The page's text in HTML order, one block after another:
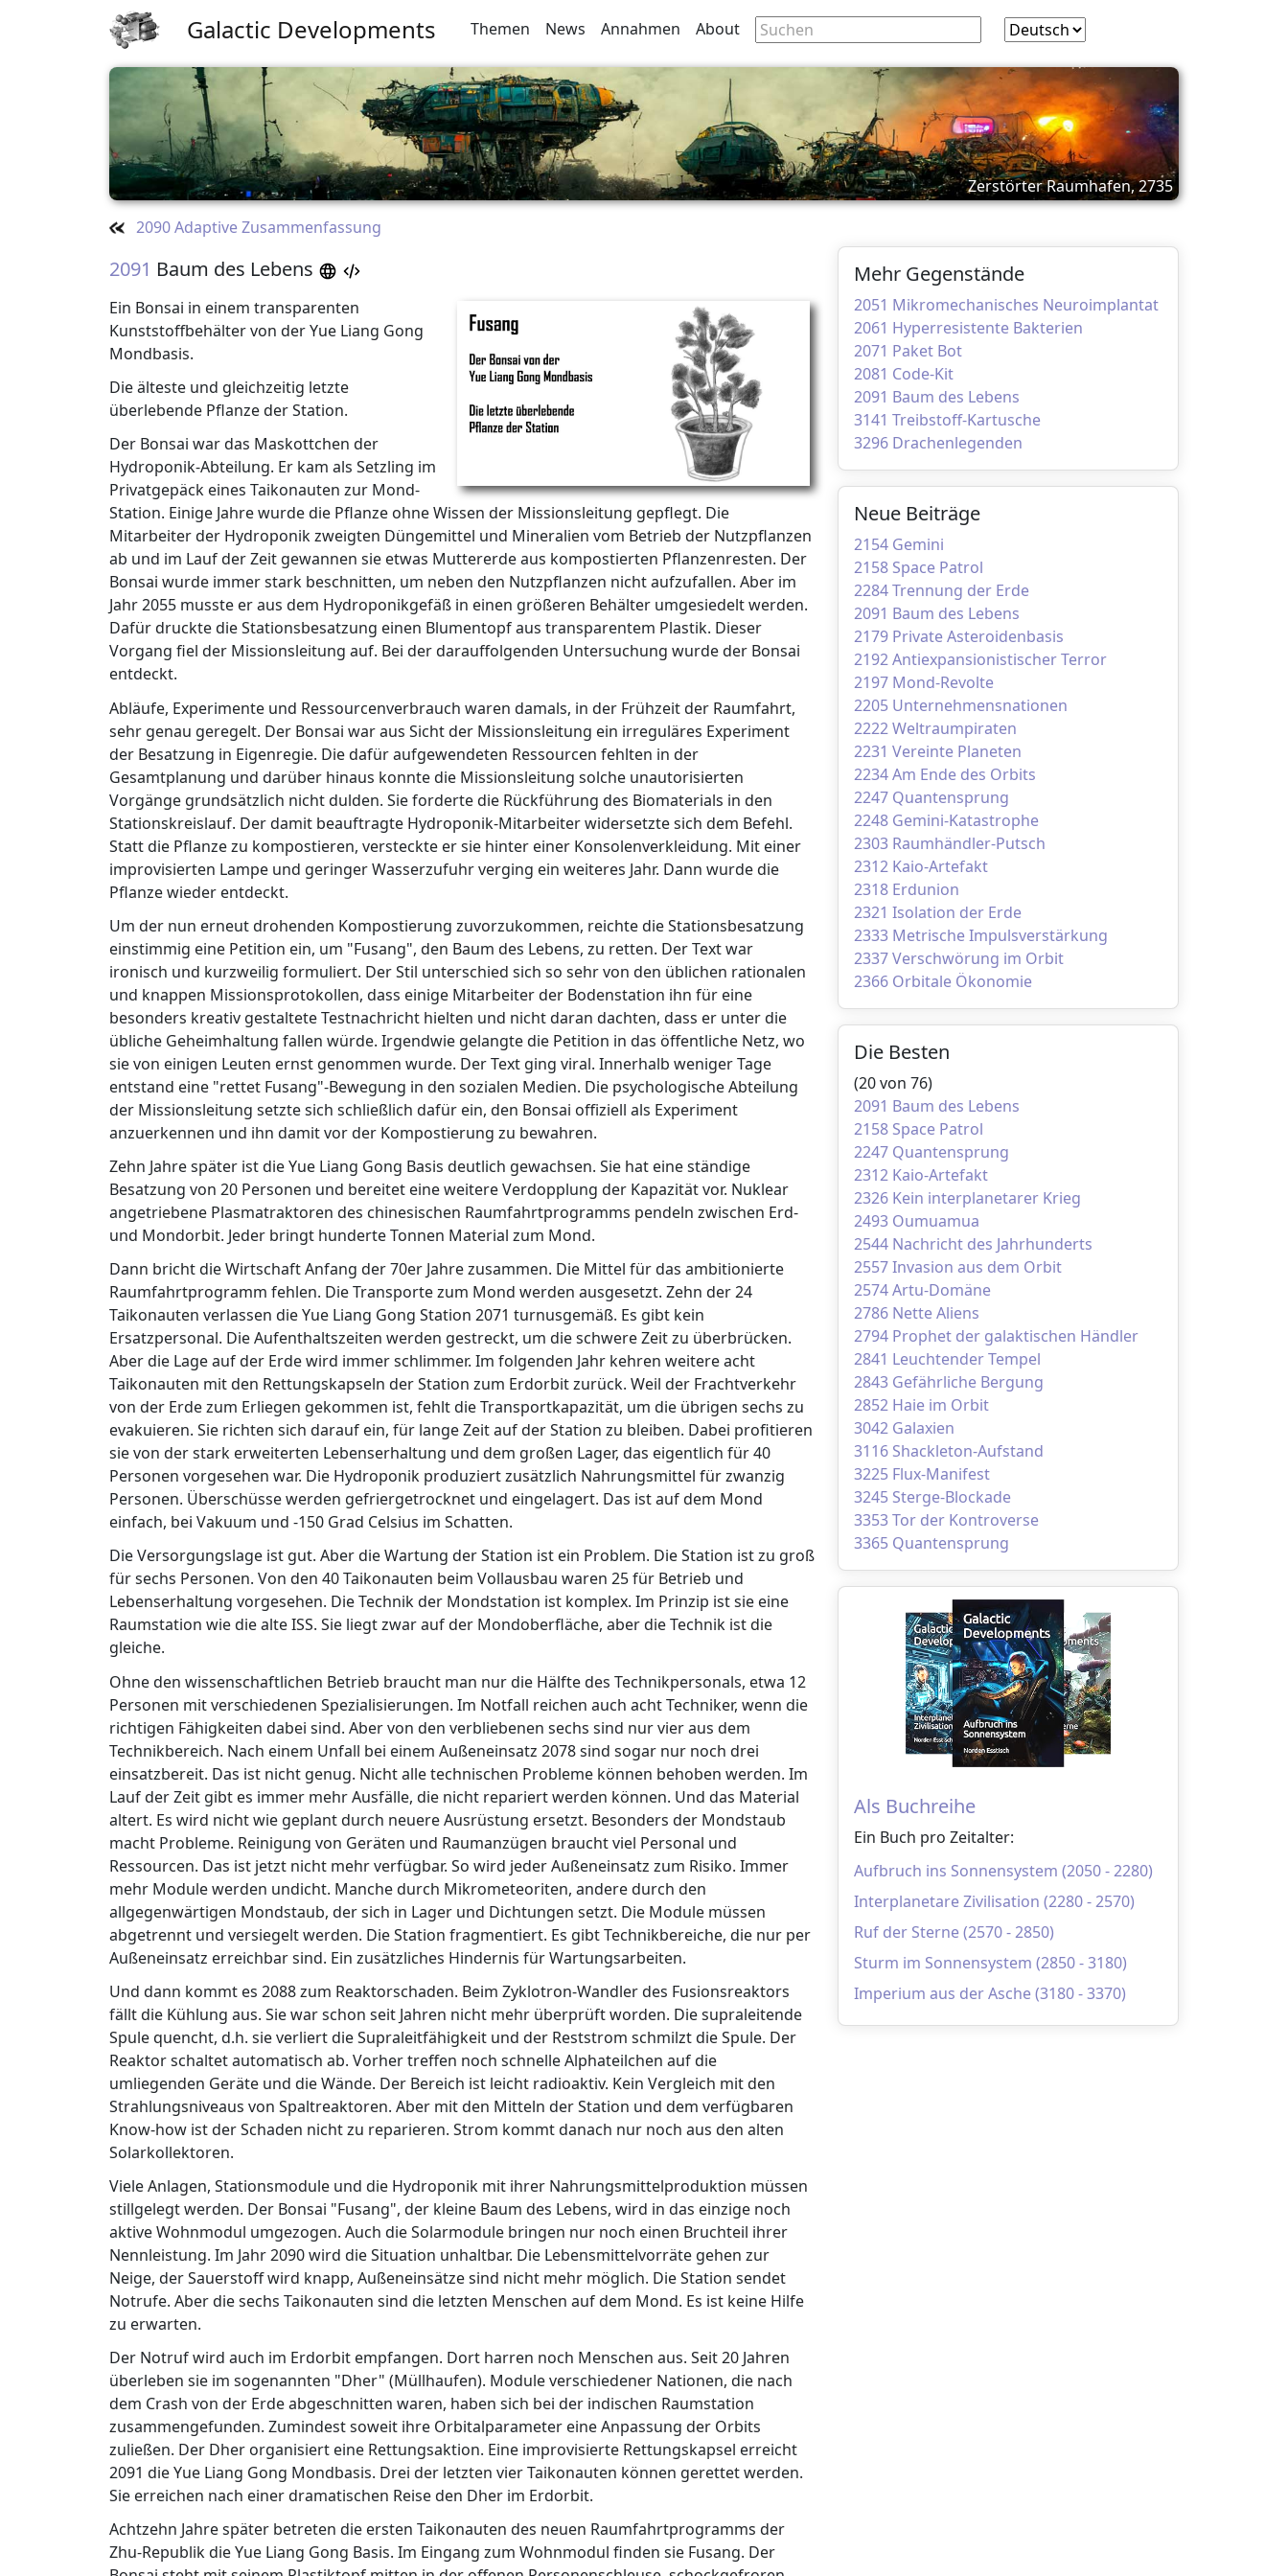
Galactic Developments Themen News Annahmen About
Zerstörter Raumhafen, 2735
2090 Adaptive Zusammenfassung
2091 Baum des Lebens
Ein Bonsai in einem transparenten
Kunststoffbehälter von der Yue Liang Gong
Mondbasis.
Die älteste und gleichzeitig letzte
überlebende Pflanze der Station.
Der Bonsai war das Maskottchen der
Hydroponik-Abteilung. Er kam als Setzling im
Privatgepäck eines Taikonauten zur Mond-
Station. Einige Jahre wurde die Pflanze ohne Wissen der Missionsleitung gepflegt. Die
Mitarbeiter der Hydroponik zweigten Düngemittel und Mineralien vom Betrieb der Nutzpflanzen
ab und im Lauf der Zeit gewannen sie etwas Muttererde aus kompostierten Pflanzenresten. Der
Bonsai wurde immer stark beschnitten, um neben den Nutzpflanzen nicht aufzufallen. Aber im
Jahr 2055 musste er aus dem Hydroponikgefäß in einen größeren Behälter umgesiedelt werden.
Dafür druckte die Stationsbesatzung einen Blumentopf aus transparentem Plastik. Dieser
Vorgang fiel der Missionsleitung auf. Bei der darauffolgenden Untersuchung wurde der Bonsai
entdeckt.
Abläufe, Experimente und Ressourcenverbrauch waren damals, in der Frühzeit der Raumfahrt,
sehr genau geregelt. Der Bonsai war aus Sicht der Missionsleitung ein irreguläres Experiment
der Besatzung in Eigenregie. Die dafür aufgewendeten Ressourcen fehlten in der
Gesamtplanung und darüber hinaus konnte die Missionsleitung solche unautorisierten
Vorgänge grundsätzlich nicht dulden. Sie forderte die Rückführung des Biomaterials in den
Stationskreislauf. Der damit beauftragte Hydroponik-Mitarbeiter widersetzte sich dem Befehl.
Statt die Pflanze zu kompostieren, versteckte er sie hinter einer Konsolenverkleidung. Mit einer
improvisierten Lampe und geringer Wasserzufuhr verging ein weiteres Jahr. Dann wurde die
Pflanze wieder entdeckt.
Um der nun erneut drohenden Kompostierung zuvorzukommen, reichte die Stationsbesatzung
einstimmig eine Petition ein, um "Fusang", den Baum des Lebens, zu retten. Der Text war
ironisch und kurzweilig formuliert. Der Stil unterschied sich so sehr von den üblichen rationalen
und knappen Missionsprotokollen, dass einige Mitarbeiter der Bodenstation ihn für eine
besonders kreativ gestaltete Testnachricht hielten und nicht daran dachten, dass er unter die
übliche Geheimhaltung fallen würde. Irgendwie gelangte die Petition in das öffentliche Netz, wo
sie von einigen Leuten ernst genommen wurde. Der Text ging viral. Innerhalb weniger Tage
entstand eine "rettet Fusang"-Bewegung in den sozialen Medien. Die psychologische Abteilung
der Missionsleitung setzte sich schließlich dafür ein, den Bonsai offiziell als Experiment
anzuerkennen und ihn damit vor der Kompostierung zu bewahren.
Zehn Jahre später ist die Yue Liang Gong Basis deutlich gewachsen. Sie hat eine ständige
Besatzung von 20 Personen und bereitet eine weitere Verdopplung der Kapazität vor. Nuklear
angetriebene Plasmatraktoren des chinesischen Raumfahrtprogramms pendeln zwischen Erd-
und Mondorbit. Jeder bringt hunderte Tonnen Material zum Mond.
Dann bricht die Wirtschaft Anfang der 70er Jahre zusammen. Die Mittel für das ambitionierte
Raumfahrtprogramm fehlen. Die Transporte zum Mond werden ausgesetzt. Zehn der 24
Taikonauten verlassen die Yue Liang Gong Station 2071 turnusgemäß. Es gibt kein
Ersatzpersonal. Die Aufenthaltszeiten werden gestreckt, um die schwere Zeit zu überbrücken.
Aber die Lage auf der Erde wird immer schlimmer. Im folgenden Jahr kehren weitere acht
Taikonauten mit den Rettungskapseln der Station zum Erdorbit zurück. Weil der Frachtverkehr
von der Erde zum Erliegen gekommen ist, fehlt die Transportkapazität, um die übrigen sechs zu
evakuieren. Sie richten sich darauf ein, für lange Zeit auf der Station zu bleiben. Dabei profitieren
sie von der stark erweiterten Lebenserhaltung und dem großen Lager, das eigentlich für 40
Personen vorgesehen war. Die Hydroponik produziert zusätzlich Nahrungsmittel für zwanzig
Personen. Überschüsse werden gefriergetrocknet und eingelagert. Das ist auf dem Mond
einfach, bei Vakuum und -150 Grad Celsius im Schatten.
Die Versorgungslage ist gut. Aber die Wartung der Station ist ein Problem. Die Station ist zu groß
für sechs Personen. Von den 40 Taikonauten beim Vollausbau waren 25 für Betrieb und
Lebenserhaltung vorgesehen. Die Technik der Mondstation ist komplex. Im Prinzip ist sie eine
Raumstation wie die alte ISS. Sie liegt zwar auf der Mondoberfläche, aber die Technik ist die
gleiche.
Ohne den wissenschaftlichen Betrieb braucht man nur die Hälfte des Technikpersonals, etwa 12
Personen mit verschiedenen Spezialisierungen. Im Notfall reichen auch acht Techniker, wenn die
richtigen Fähigkeiten dabei sind. Aber von den verbliebenen sechs sind nur vier aus dem
Technikbereich. Nach einem Unfall bei einem Außeneinsatz 2078 sind sogar nur noch drei
einsatzbereit. Das ist nicht genug. Nicht alle technischen Probleme können behoben werden. Im
Lauf der Zeit gibt es immer mehr Ausfälle, die nicht repariert werden können. Und das Material
altert. Es wird nicht wie geplant durch neuere Ausrüstung ersetzt. Besonders der Mondstaub
macht Probleme. Reinigung von Geräten und Raumanzügen braucht viel Personal und
Ressourcen. Das ist jetzt nicht mehr verfügbar. So wird jeder Außeneinsatz zum Risiko. Immer
mehr Module werden undicht. Manche durch Mikrometeoriten, andere durch den
allgegenwärtigen Mondstaub, der sich in Lager und Dichtungen setzt. Die Module müssen
abgetrennt und versiegelt werden. Die Station fragmentiert. Es gibt Technikbereiche, die nur per
Außeneinsatz erreichbar sind. Ein zusätzliches Hindernis für Wartungsarbeiten.
Und dann kommt es 2088 zum Reaktorschaden. Beim Zyklotron-Wandler des Fusionsreaktors
fällt die Kühlung aus. Sie war schon seit Jahren nicht mehr überprüft worden. Die supraleitende
Spule quencht, d.h. sie verliert die Supraleitfähigkeit und der Reststrom schmilzt die Spule. Der
Reaktor schaltet automatisch ab. Vorher treffen noch schnelle Alphateilchen auf die
umliegenden Geräte und die Wände. Der Bereich ist leicht radioaktiv. Kein Vergleich mit den
Strahlungsniveaus von Spaltreaktoren. Aber mit den Mitteln der Station und dem verfügbaren
Know-how ist der Schaden nicht zu reparieren. Strom kommt danach nur noch aus den alten
Solarkollektoren.
Viele Anlagen, Stationsmodule und die Hydroponik mit ihrer Nahrungsmittelproduktion müssen
stillgelegt werden. Der Bonsai "Fusang", der kleine Baum des Lebens, wird in das einzige noch
aktive Wohnmodul umgezogen. Auch die Solarmodule bringen nur noch einen Bruchteil ihrer
Nennleistung. Im Jahr 2090 wird die Situation unhaltbar. Die Lebensmittelvorräte gehen zur
Neige, der Sauerstoff wird knapp, Außeneinsätze sind nicht mehr möglich. Die Station sendet
Notrufe. Aber die sechs Taikonauten sind die letzten Menschen auf dem Mond. Es ist keine Hilfe
zu erwarten.
Der Notruf wird auch im Erdorbit empfangen. Dort harren noch Menschen aus. Seit 20 Jahren
überleben sie im sogenannten "Dher" (Müllhaufen). Module verschiedener Nationen, die nach
dem Crash von der Erde abgeschnitten waren, haben sich bei der indischen Raumstation
zusammengefunden. Zumindest soweit ihre Orbitalparameter eine Anpassung der Orbits
zuließen. Der Dher organisiert eine Rettungsaktion. Eine improvisierte Rettungskapsel erreicht
2091 die Yue Liang Gong Mondbasis. Drei der letzten vier Taikonauten können gerettet werden.
Sie erreichen nach einer dramatischen Reise den Dher im Erdorbit.
Achtzehn Jahre später betreten die ersten Taikonauten des neuen Raumfahrtprogramms der
Zhu-Republik die Yue Liang Gong Basis. Im Eingang zum Wohnmodul finden sie Fusang. Der
Mehr Gegenstände
2051 Mikromechanisches Neuroimplantat
2061 Hyperresistente Bakterien
2071 Paket Bot
2081 Code-Kit
2091 Baum des Lebens
3141 Treibstoff-Kartusche
3296 Drachenlegenden
Neue Beiträge
2154 Gemini
2158 Space Patrol
2284 Trennung der Erde
2091 Baum des Lebens
2179 Private Asteroidenbasis
2192 Antiexpansionistischer Terror
2197 Mond-Revolte
2205 Unternehmensnationen
2222 Weltraumpiraten
2231 Vereinte Planeten
2234 Am Ende des Orbits
2247 Quantensprung
2248 Gemini-Katastrophe
2303 Raumhändler-Putsch
2312 Kaio-Artefakt
2318 Erdunion
2321 Isolation der Erde
2333 Metrische Impulsverstärkung
2337 Verschwörung im Orbit
2366 Orbitale Ökonomie
Die Besten
(20 von 76)
2091 Baum des Lebens
2158 Space Patrol
2247 Quantensprung
2312 Kaio-Artefakt
2326 Kein interplanetarer Krieg
2493 Oumuamua
2544 Nachricht des Jahrhunderts
2557 Invasion aus dem Orbit
2574 Artu-Domäne
2786 Nette Aliens
2794 Prophet der galaktischen Händler
2841 Leuchtender Tempel
2843 Gefährliche Bergung
2852 Haie im Orbit
3042 Galaxien
3116 Shackleton-Aufstand
3225 Flux-Manifest
3245 Sterge-Blockade
3353 Tor der Kontroverse
3365 Quantensprung
Als Buchreihe
Ein Buch pro Zeitalter:
Aufbruch ins Sonnensystem (2050 - 2280)
Interplanetare Zivilisation (2280 - 2570)
Ruf der Sterne (2570 - 2850)
Sturm im Sonnensystem (2850 - 3180)
Imperium aus der Asche (3180 - 3370)